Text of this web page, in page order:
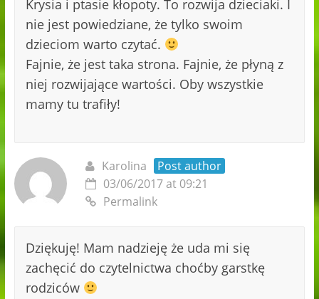
Krysia i ptasie kłopoty. To rozwija dzieciaki. I
nie jest powiedziane, że tylko swoim
dzieciom warto czytać.
Fajnie, że jest taka strona. Fajnie, że płyną z
niej rozwijające wartości. Oby wszystkie
mamy tu trafiły!
Karolina
Post author
03/06/2017 at 09:21
Permalink
Dziękuję! Mam nadzieję że uda mi się
zachęcić do czytelnictwa choćby garstkę
rodziców